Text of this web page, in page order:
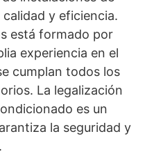
y eficiencia.
está formado por
experiencia en el
cumplan todos los
La legalización
es un
la seguridad y